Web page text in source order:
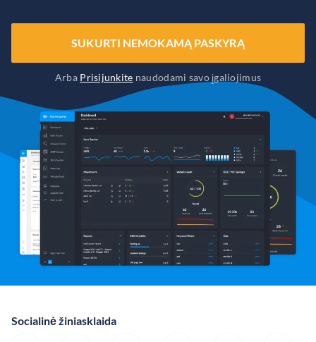
SUKURTI NEMOKAMĄ PASKYRĄ
Arba Prisijunkite naudodami savo įgaliojimus
Socialinė žiniasklaida